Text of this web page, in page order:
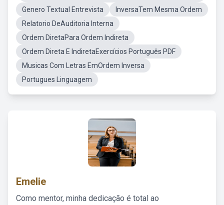
Genero Textual Entrevista
InversaTem Mesma Ordem
Relatorio DeAuditoria Interna
Ordem DiretaPara Ordem Indireta
Ordem Direta E IndiretaExercícios Português PDF
Musicas Com Letras EmOrdem Inversa
Portugues Linguagem
Emelie
Como mentor, minha dedicação é total ao